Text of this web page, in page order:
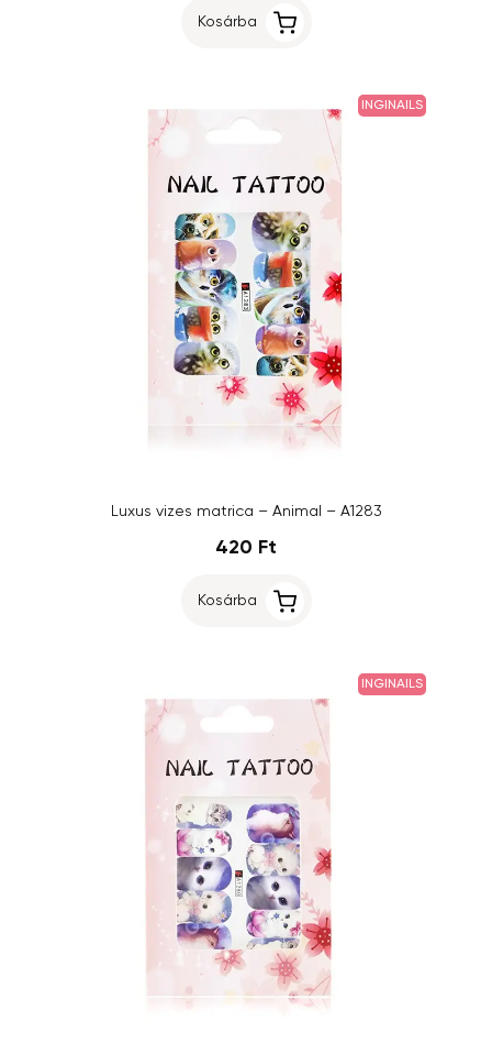
Kosárba
INGINAILS
Luxus vizes matrica – Animal – A1283
420 Ft
Kosárba
INGINAILS